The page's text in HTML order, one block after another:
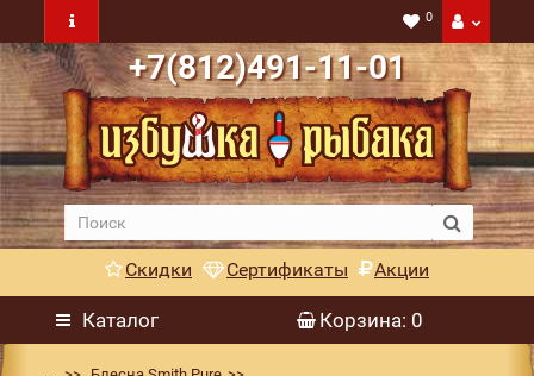
0
+7(812)491-11-01
Скидки Сертификаты Акции
Каталог Корзина: 0